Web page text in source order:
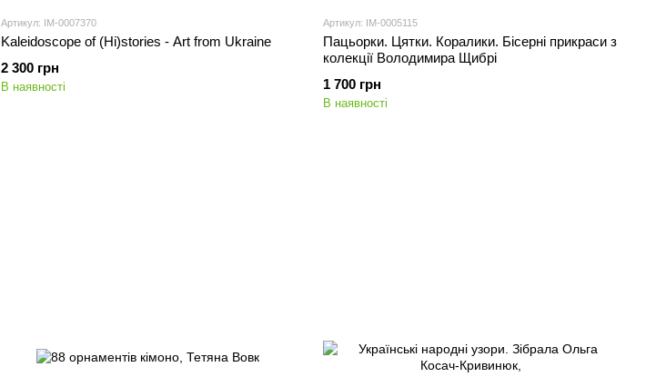
Артикул: IM-0007370
Kaleidoscope of (Hi)stories - Art from Ukraine
2 300 грн
В наявності
Артикул: IM-0005115
Пацьорки. Цятки. Коралики. Бісерні прикраси з
колекції Володимира Щибрі
1 700 грн
В наявності